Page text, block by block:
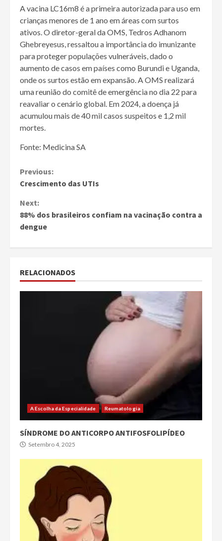
A vacina LC16m8 é a primeira autorizada para uso em
crianças menores de 1 ano em áreas com surtos
ativos. O diretor-geral da OMS, Tedros Adhanom
Ghebreyesus, ressaltou a importância do imunizante
para proteger populações vulneráveis, dado o
aumento de casos em países como Burundi e Uganda,
onde os surtos estão em expansão. A OMS realizará
uma reunião do comitê de emergência no dia 22 para
reavaliar o cenário global. Em 2024, a doença já
acumulou mais de 40 mil casos suspeitos e 1,2 mil
mortes.
Fonte: Medicina SA
Continue
Previous:
Crescimento das UTIs
Next:
88% dos brasileiros confiam na vacinação contra a
dengue
RELACIONADOS
A Escolha da Especialidade Reumatologia
SÍNDROME DO ANTICORPO ANTIFOSFOLIPÍDEO
Setembro 4, 2025